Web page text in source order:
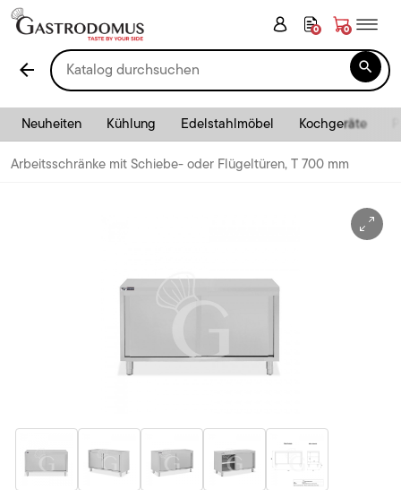
0 0
arrow_back 
Neuheiten Kühlung Edelstahlmöbel Kochgeräte
Arbeitsschränke mit Schiebe- oder Flügeltüren, T 700 mm